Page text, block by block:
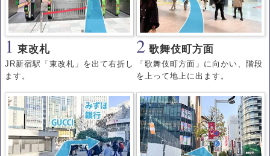
1 東改札
JR新宿駅「東改札」を出て右折し
ます。
2 歌舞伎町方面
「歌舞伎町方面」に向かい、階段
を上って地上に出ます。